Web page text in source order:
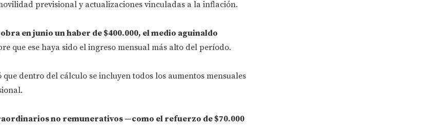
previsional y actualizaciones vinculadas a la inflación.
en junio un haber de $400.000, el medio aguinaldo
que ese haya sido el ingreso mensual más alto del período.
dentro del cálculo se incluyen todos los aumentos mensuales
no remunerativos —como el refuerzo de $70.000